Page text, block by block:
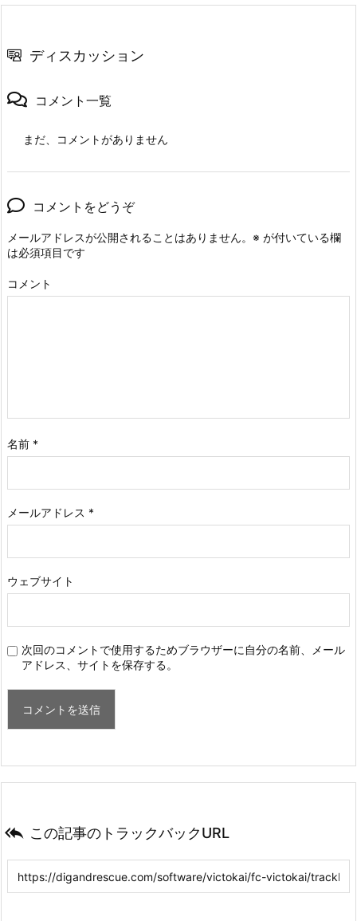
ディスカッション
コメント一覧
まだ、コメントがありません
コメントをどうぞ
メールアドレスが公開されることはありません。 ※ が付いている欄
は必須項目です
コメント
名前 *
メールアドレス *
ウェブサイト
次回のコメントで使用するためブラウザーに自分の名前、メール
アドレス、サイトを保存する。
 この記事のトラックバックURL